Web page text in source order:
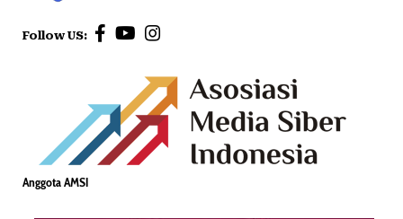
Follow US:
Anggota AMSI